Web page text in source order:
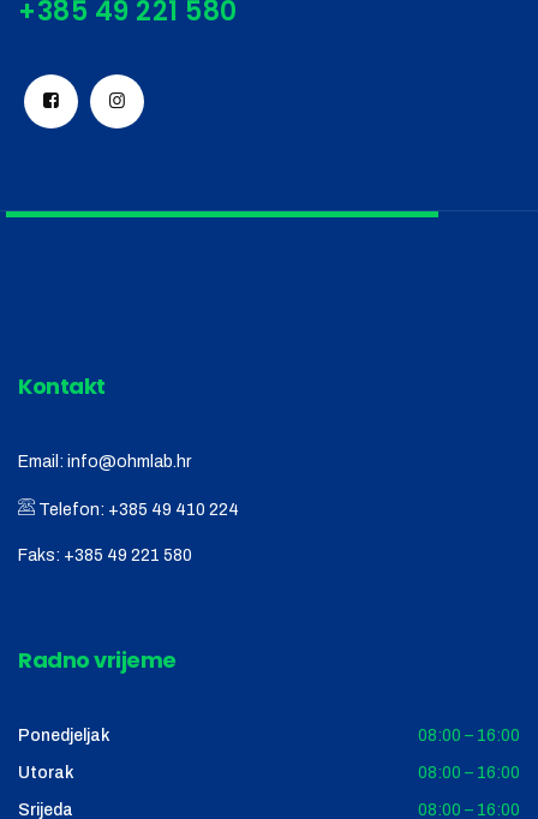
Kontakt
Email: info@ohmlab.hr
Telefon: +385 49 410 224
Faks: +385 49 221 580
Radno vrijeme
Ponedjeljak 08:00 – 16:00
Utorak 08:00 – 16:00
Srijeda 08:00 – 16:00